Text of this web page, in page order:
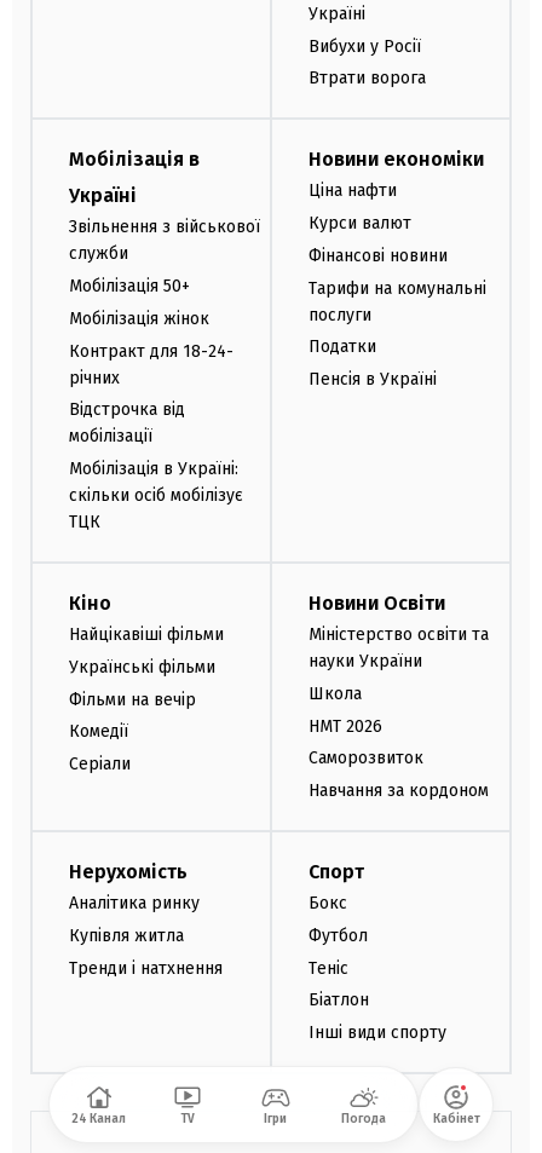
Україні
Вибухи у Росії
Втрати ворога
Мобілізація в
Україні
Звільнення з військової
служби
Мобілізація 50+
Мобілізація жінок
Контракт для 18-24-
річних
Відстрочка від
мобілізації
Мобілізація в Україні:
скільки осіб мобілізує
ТЦК
Новини економіки
Ціна нафти
Курси валют
Фінансові новини
Тарифи на комунальні
послуги
Податки
Пенсія в Україні
Кіно
Найцікавіші фільми
Українські фільми
Фільми на вечір
Комедії
Серіали
Новини Освіти
Міністерство освіти та
науки України
Школа
НМТ 2026
Саморозвиток
Навчання за кордоном
Нерухомість
Аналітика ринку
Купівля житла
Тренди і натхнення
Спорт
Бокс
Футбол
Теніс
Біатлон
Інші види спорту
24 Канал TV Ігри Погода Кабінет